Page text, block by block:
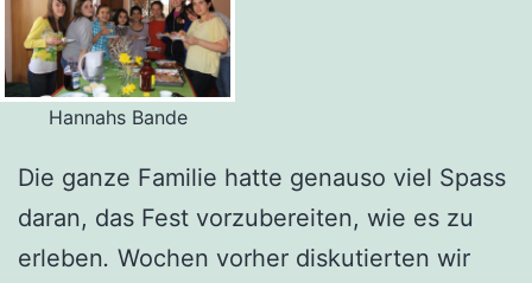
Hannahs Bande
Die ganze Familie hatte genauso viel Spass
daran, das Fest vorzubereiten, wie es zu
erleben. Wochen vorher diskutierten wir